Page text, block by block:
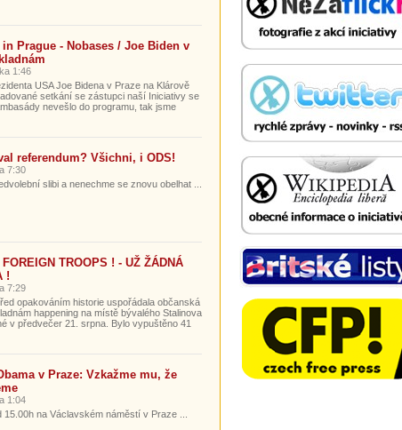
Prague - Nobases / Joe Biden v
1:46
USA Joe Bidena v Praze na Klárově
setkání se zástupci naší Iniciativy se
nevešlo do programu, tak jsme
referendum? Všichni, i ODS!
7:30
slibi a nenechme se znovu obelhat ...
FOREIGN TROOPS ! - UŽ ŽÁDNÁ
!
7:29
opakováním historie uspořádala občanská
happening na místě bývalého Stalinova
v předvečer 21. srpna. Bylo vypuštěno 41
v Praze: Vzkažme mu, že
1:04
15.00h na Václavském náměstí v Praze ...